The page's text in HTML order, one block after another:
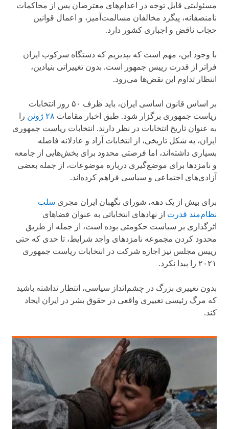
مسئولیتی قابل توجه در اعدام‌های معترضان پس از محاکمات
نامنصفانه، پیگرد مخالفان مسالمت‌آمیز، و اعمال قوانین
حجاب ناقض و اجباری کشور دارد.
با وجود این، مهم است که بپذیریم که دستگاه سرکوب ایران
فراتر از قدرت رییس جمهور است. بدون تغییراتی بنیادین،
انتظار تداوم این نقض‌ها می‌رود.
بر اساس قانون اساسی ایران، باید ظرف ۵۰ روز انتخابات
ریاست جمهوری برگزار شود. طبق اخبار مقامات ۲۸ ژوئن
را
به عنوان تاریخ انتخابات در نظر دارند. انتخابات ریاست جمهوری
ایران، به شکل تاریخی، از انتخابات آزاد و عادلانه فاصله
بسیاری داشته‌اند، اما فرصتی محدود برای بخش‌هایی از جامعه
و نامزدها برای موضع‌گیری درباره موضوعات، از جمله بعضی
آزادی‌های اجتماعی و سیاسی فراهم کرده‌اند.
برای بیش از یک دهه، شورای نگهبان ایران مجری سلب
نظام‌مند قدرت از نهادهای انتخاباتی به عنوان فضاهای
اثرگذاری بر سیاست حکومتی بوده است، از جمله از طریق
محدود کردن مجموعه نامزدهای واجد شرایط، تا حدی که حتی
رییس مجلس نیز اجازه شرکت در انتخابات ریاست جمهوری
۲۰۲۱ را پیدا نکرد.
بدون تغییری بزرگ در چشم‌انداز سیاسی، انتظار نداشته باشید
که مرگ رئیسی تغییری واقعی در حقوق بشر در ایران ایجاد
کند.